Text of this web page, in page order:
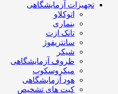
تجهیزات آزمایشگاهی
اتوکلاو
بنماری
تانک ازت
سانتریفوژ
شیکر
ظروف آزمایشگاهی
میکروسکوپ
هود آزمایشگاهی
کیت های تشخیص